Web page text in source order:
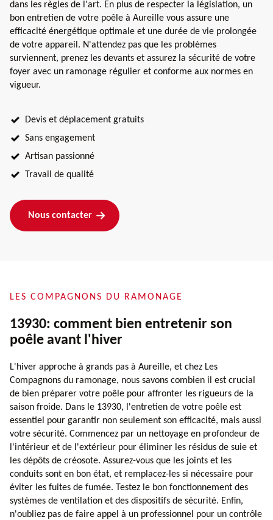
dans les règles de l'art. En plus de respecter la législation, un
bon entretien de votre poêle à Aureille vous assure une
efficacité énergétique optimale et une durée de vie prolongée
de votre appareil. N'attendez pas que les problèmes
surviennent, prenez les devants et assurez la sécurité de votre
foyer avec un ramonage régulier et conforme aux normes en
vigueur.
Devis et déplacement gratuits
Sans engagement
Artisan passionné
Travail de qualité
Nous contacter
LES COMPAGNONS DU RAMONAGE
13930: comment bien entretenir son
poêle avant l'hiver
L'hiver approche à grands pas à Aureille, et chez Les
Compagnons du ramonage, nous savons combien il est crucial
de bien préparer votre poêle pour affronter les rigueurs de la
saison froide. Dans le 13930, l'entretien de votre poêle est
essentiel pour garantir non seulement son efficacité, mais aussi
votre sécurité. Commencez par un nettoyage en profondeur de
l'intérieur et de l'extérieur pour éliminer les résidus de suie et
les dépôts de créosote. Assurez-vous que les joints et les
conduits sont en bon état, et remplacez-les si nécessaire pour
éviter les fuites de fumée. Testez le bon fonctionnement des
systèmes de ventilation et des dispositifs de sécurité. Enfin,
n'oubliez pas de faire appel à un professionnel pour un contrôle